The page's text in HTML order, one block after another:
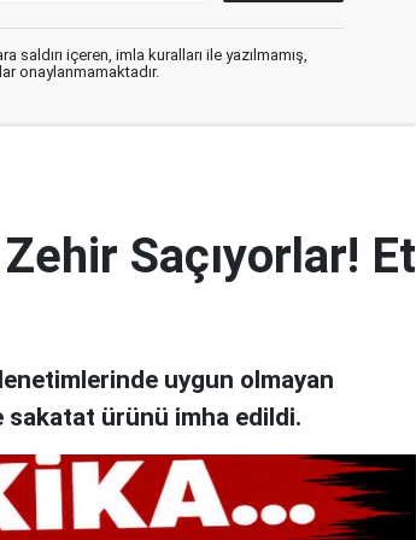
içeren, imla kuralları ile yazılmamış,
onaylanmamaktadır.
Saçıyorlar! Et
uygun olmayan
ürünü imha edildi.